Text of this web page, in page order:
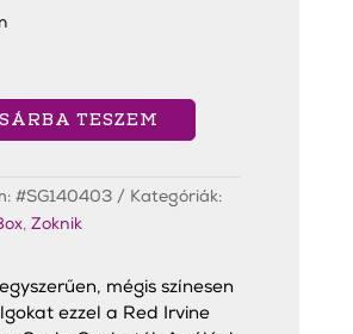
TESZEM
#SG140403
Kategóriák:
, Zoknik
mégis színesen
ezzel a Red Irvine